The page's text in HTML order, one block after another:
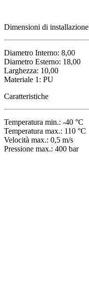
Dimensioni di installazione
Diametro Interno: 8,00
Diametro Esterno: 18,00
Larghezza: 10,00
Materiale 1: PU
Caratteristiche
Temperatura min.: -40 °C
Temperatura max.: 110 °C
Velocità max.: 0,5 m/s
Pressione max.: 400 bar